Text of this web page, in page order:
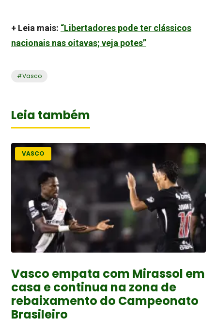
+ Leia mais: “Libertadores pode ter clássicos
nacionais nas oitavas; veja potes”
#Vasco
Leia também
VASCO
Vasco empata com Mirassol em
casa e continua na zona de
rebaixamento do Campeonato
Brasileiro